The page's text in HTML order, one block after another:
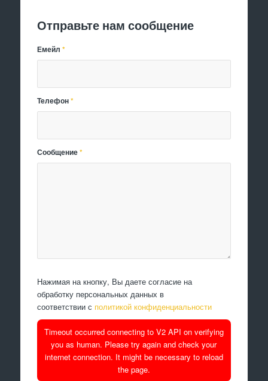
Отправьте нам сообщение
Емейл*
Телефон*
Сообщение*
Нажимая на кнопку, Вы даете согласие на
обработку персональных данных в
соответствии с политикой конфиденциальности
Timeout occurred connecting to V2 API on verifying
you as human. Please try again and check your
internet connection. It might be necessary to reload
the page.